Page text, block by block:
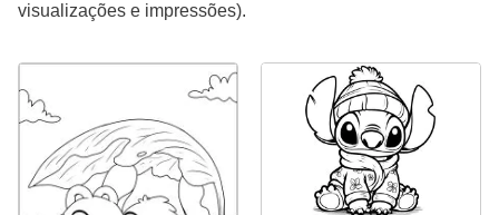
visualizações e impressões).